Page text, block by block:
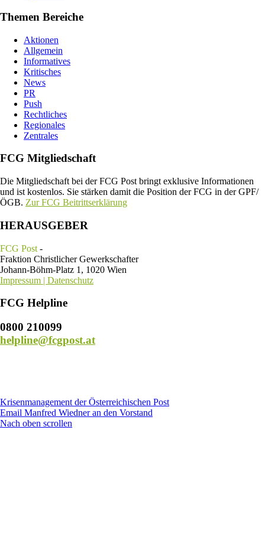
Themen Bereiche
Aktionen
Allgemein
Informatives
Kritisches
News
PR
Push
Rechtliches
Regionales
Zentrales
FCG Mitgliedschaft
Die Mitgliedschaft bei der FCG Post bringt exklusive Informationen
und ist kostenlos. Sie stärken damit die Position der FCG in der GPF/
ÖGB. Zur FCG Beitrittserklärung
HERAUSGEBER
FCG Post -
Fraktion Christlicher Gewerkschafter
Johann-Böhm-Platz 1, 1020 Wien
Impressum | Datenschutz
FCG Helpline
0800 210099
helpline@fcgpost.at
Krisenmanagement der Österreichischen Post
Email Manfred Wiedner an den Vorstand
Nach oben scrollen